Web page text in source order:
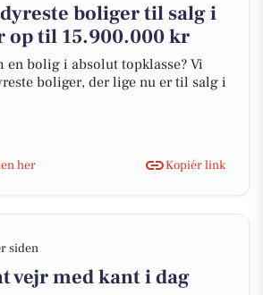
boliger til salg i
op til 15.900.000 kr
en bolig i absolut topklasse? Vi
boliger, der lige nu er til salg i
her
Kopiér link
siden
vejr med kant i dag